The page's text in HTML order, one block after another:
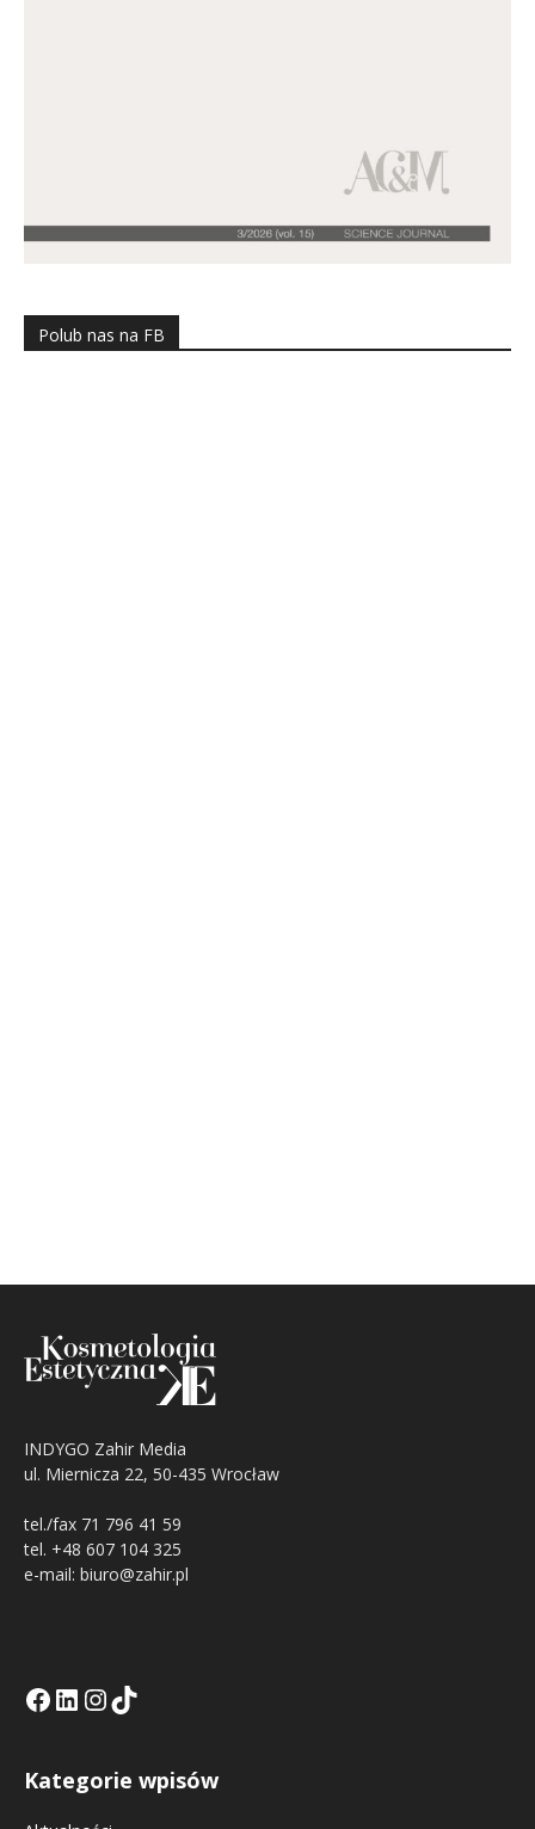
Polub nas na FB
INDYGO Zahir Media
ul. Miernicza 22, 50-435 Wrocław
tel./fax 71 796 41 59
tel. +48 607 104 325
e-mail: biuro@zahir.pl
Facebook
LinkedIn
Tik Tok KEInstagramm KE
Kategorie wpisów